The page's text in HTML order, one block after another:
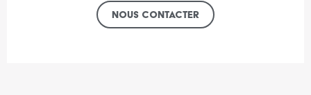
Nous contacter